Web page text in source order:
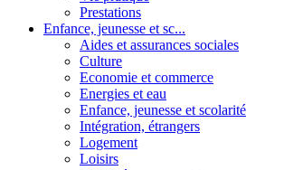
Prestations
Enfance, jeunesse et sc...
Aides et assurances sociales
Culture
Economie et commerce
Energies et eau
Enfance, jeunesse et scolarité
Intégration, étrangers
Logement
Loisirs